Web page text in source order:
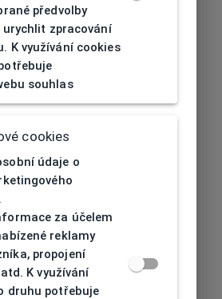
předvolby
urychlit zpracování
K využívání cookies
souhlas
cookies
údaje o
za účelem
reklamy
propojení
K využívání
druhu potřebuje